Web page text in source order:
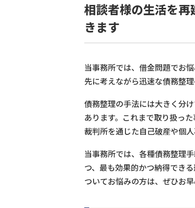
相談者様の生活を
きます
当事務所では、借金問題でお
先に考えながら迅速な債務整理
債務整理の手法には大きく分
あります。これまで取り扱っ
裁判所を通じた自己破産や個人
当事務所では、各種債務整理
つ、最も効果的かつ納得でき
ついてお悩みの方は、ぜひお